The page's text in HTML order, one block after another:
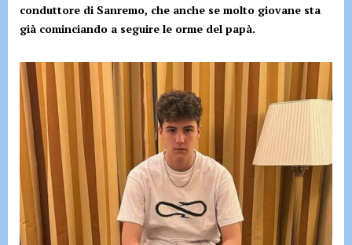
conduttore di Sanremo, che anche se molto giovane sta
già cominciando a seguire le orme del papà.